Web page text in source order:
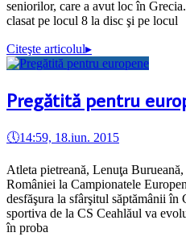
seniorilor, care a avut loc în
clasat pe locul 8 la disc şi pe locul
Citeşte articolul▸
Pregătită pentru
🕔14:59, 18.iun. 2015
Atleta pietreană, Lenuţa
României la Campionatele
desfăşura la sfârşitul săptămânii în
sportiva de la CS Ceahlăul va
în proba